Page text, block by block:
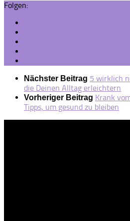
Folgen:
Nächster Beitrag 5 wirklich
die Deinen Alltag erleichtern
Vorheriger Beitrag Krank
Tipps, um gesund zu bleiben